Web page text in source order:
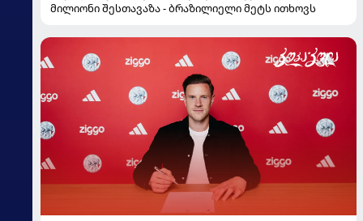
მილიონი შესთავაზა - ბრაზილიელი მეტს ითხოვს